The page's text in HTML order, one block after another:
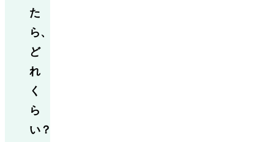
た
ら、
ど
れ
く
ら
い？